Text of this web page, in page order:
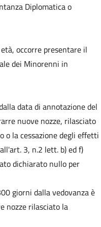
Diplomatica o
occorre presentare il
dei Minorenni in
data di annotazione del
nuove nozze, rilasciato
o la cessazione degli effetti
3, n.2 lett. b) ed f)
dichiarato nullo per
giorni dalla vedovanza è
nozze rilasciato la